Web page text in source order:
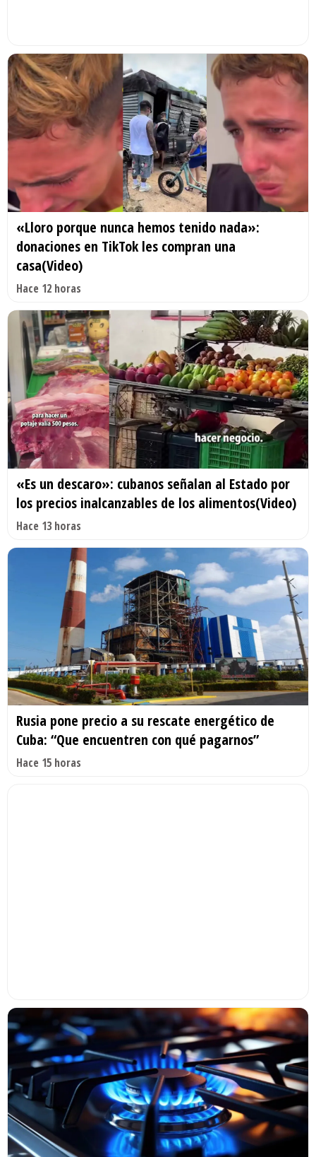
«Lloro porque nunca hemos tenido nada»:
donaciones en TikTok les compran una
casa(Video)
Hace 12 horas
«Es un descaro»: cubanos señalan al Estado por
los precios inalcanzables de los alimentos(Video)
Hace 13 horas
Rusia pone precio a su rescate energético de
Cuba: “Que encuentren con qué pagarnos”
Hace 15 horas